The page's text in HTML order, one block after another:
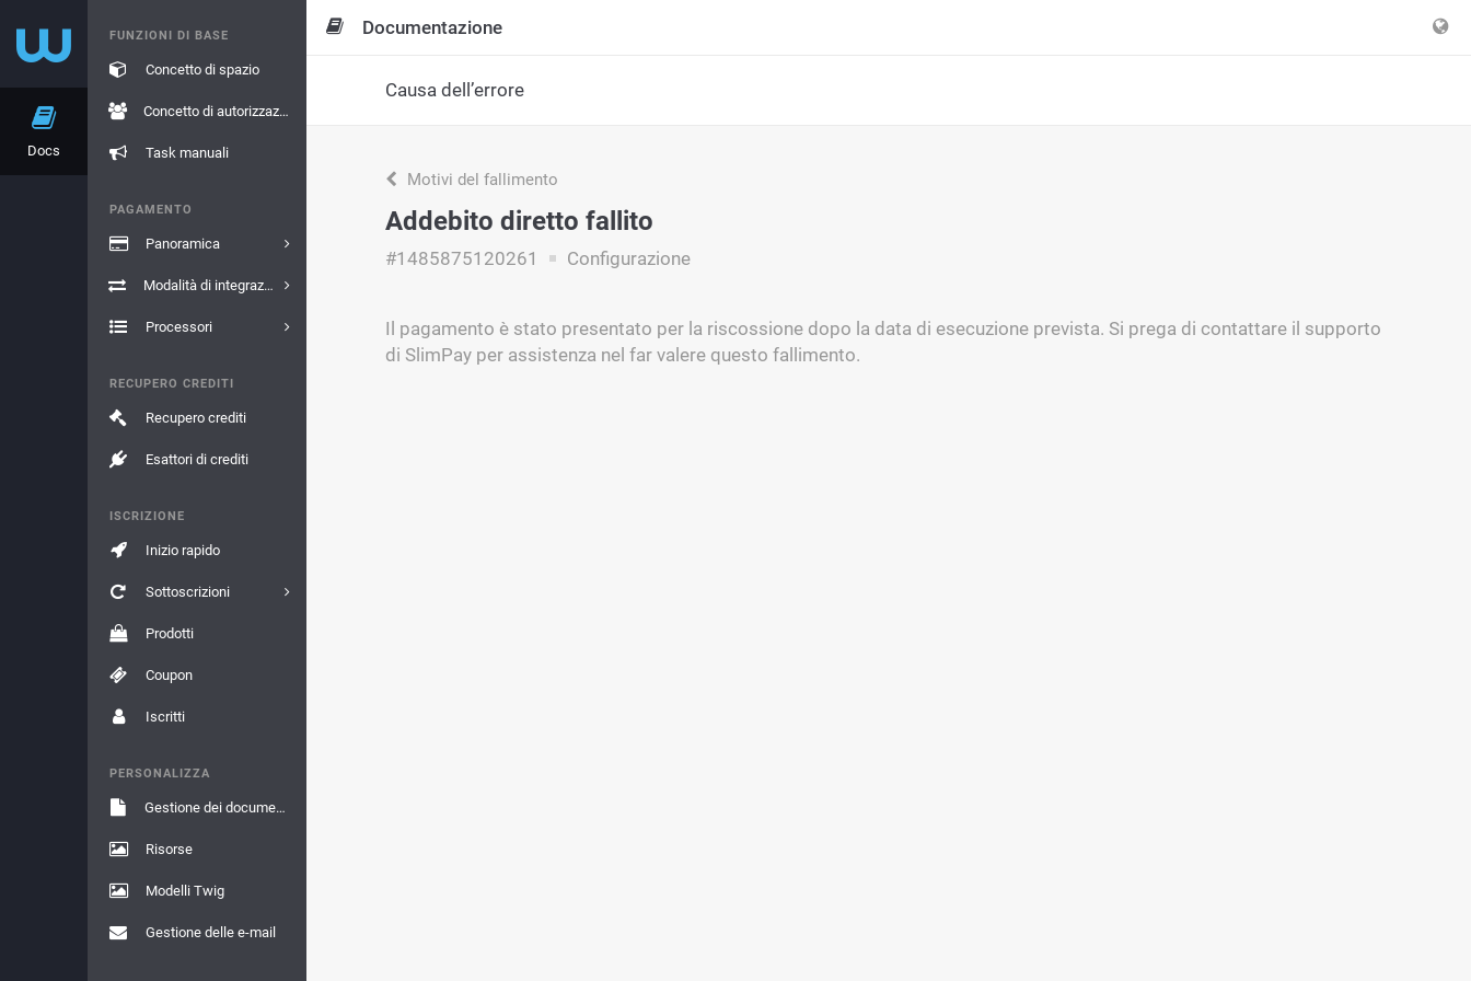
Docs
FUNZIONI DI BASE
Concetto di spazio
Concetto di autorizzazione
Task manuali
PAGAMENTO
Panoramica
Modalità di integrazione
Processori
RECUPERO CREDITI
Recupero crediti
Esattori di crediti
ISCRIZIONE
Inizio rapido
Sottoscrizioni
Prodotti
Coupon
Iscritti
PERSONALIZZA
Gestione dei documenti
Risorse
Modelli Twig
Gestione delle e-mail
Documentazione
Causa dell’errore
Motivi del fallimento
Addebito diretto fallito
#1485875120261 Configurazione
Il pagamento è stato presentato per la riscossione dopo la data di esecuzione prevista. Si prega di contattare il supporto
di SlimPay per assistenza nel far valere questo fallimento.